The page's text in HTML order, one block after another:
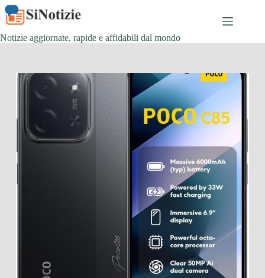
Salta
al
contenuto
Notizie aggiornate, rapide e affidabili dal mondo